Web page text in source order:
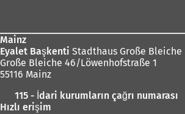
Mainz
Eyalet Başkenti Stadthaus Große Bleiche
Große Bleiche 46/Löwenhofstraße 1
55116 Mainz
115 - İdari kurumların çağrı numarası
Hızlı erişim